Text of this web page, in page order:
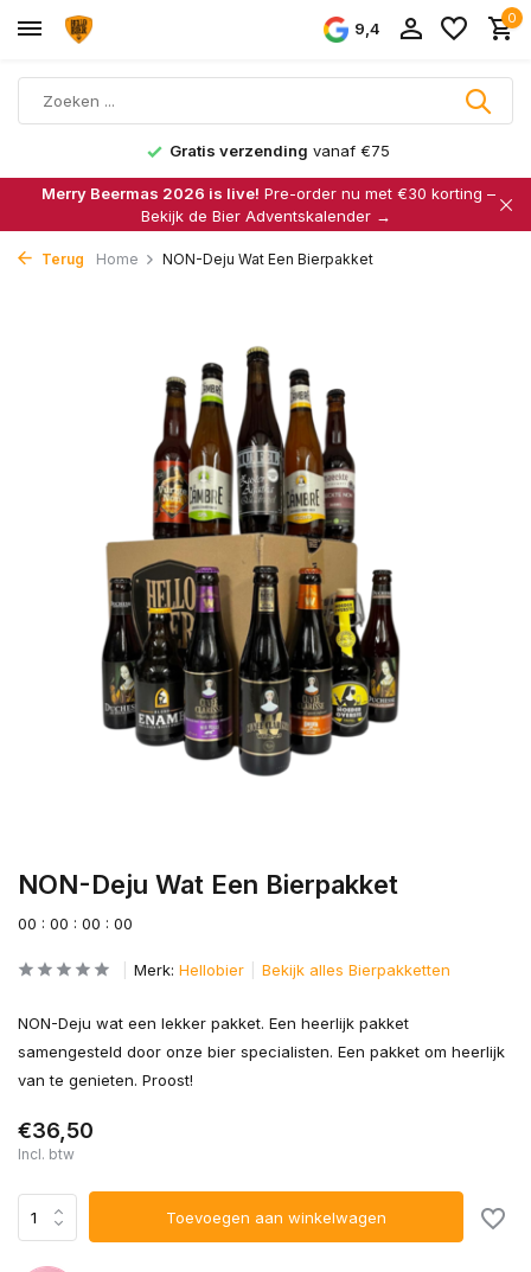
9,4
0
Gratis verzending vanaf €75
Merry Beermas 2026 is live! Pre-order nu met €30 korting –
Bekijk de Bier Adventskalender →
Terug Home NON-Deju Wat Een Bierpakket
NON-Deju Wat Een Bierpakket
00 : 00 : 00 : 00
Merk: Hellobier Bekijk alles Bierpakketten
NON-Deju wat een lekker pakket. Een heerlijk pakket
samengesteld door onze bier specialisten. Een pakket om heerlijk
van te genieten. Proost!
€36,50
Incl. btw
Toevoegen aan winkelwagen